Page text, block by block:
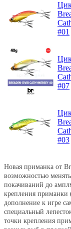
#01
#07
#03
Новая приманка от
возможностью
покачиваний до
крепления приманки
дополнение к игре
специальный
точки крепления